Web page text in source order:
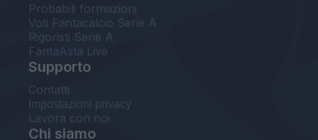
Probabili formazioni
Voti Fantacalcio Serie A
Rigoristi Serie A
FantaAsta Live
Supporto
Contatti
Impostazioni privacy
Lavora con noi
Chi siamo